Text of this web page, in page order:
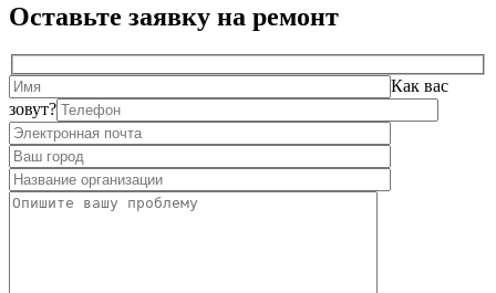
Оставьте заявку на ремонт
Как вас
зовут?